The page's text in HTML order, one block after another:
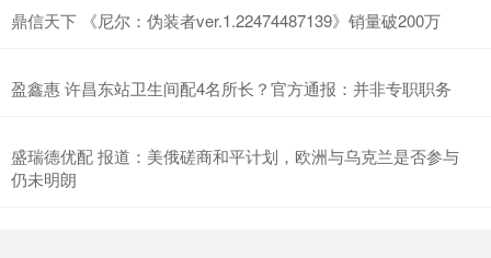
鼎信天下 《尼尔：伪装者ver.1.22474487139》销量破200万
盈鑫惠 许昌东站卫生间配4名所长？官方通报：并非专职职务
盛瑞德优配 报道：美俄磋商和平计划，欧洲与乌克兰是否参与
仍未明朗